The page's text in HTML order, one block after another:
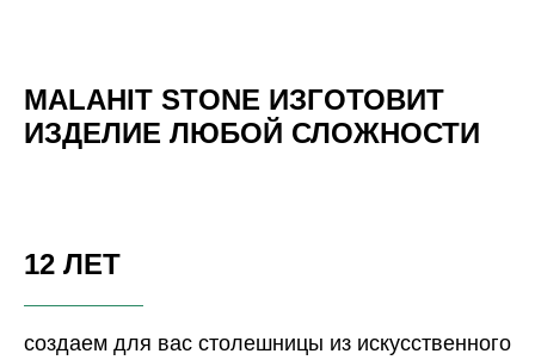
MALAHIT STONE ИЗГОТОВИТ
ИЗДЕЛИЕ ЛЮБОЙ СЛОЖНОСТИ
12 ЛЕТ
создаем для вас столешницы из искусственного